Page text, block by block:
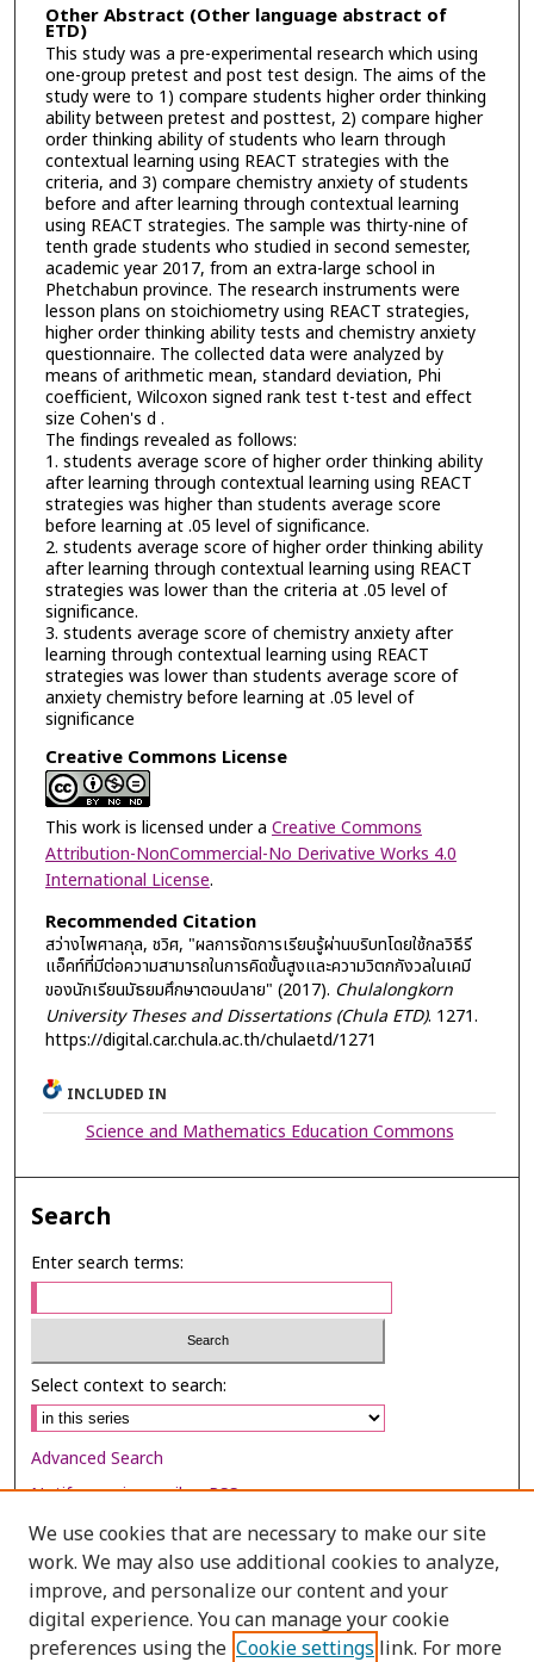
Other Abstract (Other language abstract of
ETD)
This study was a pre-experimental research which using
one-group pretest and post test design. The aims of the
study were to 1) compare students higher order thinking
ability between pretest and posttest, 2) compare higher
order thinking ability of students who learn through
contextual learning using REACT strategies with the
criteria, and 3) compare chemistry anxiety of students
before and after learning through contextual learning
using REACT strategies. The sample was thirty-nine of
tenth grade students who studied in second semester,
academic year 2017, from an extra-large school in
Phetchabun province. The research instruments were
lesson plans on stoichiometry using REACT strategies,
higher order thinking ability tests and chemistry anxiety
questionnaire. The collected data were analyzed by
means of arithmetic mean, standard deviation, Phi
coefficient, Wilcoxon signed rank test t-test and effect
size Cohen's d .
The findings revealed as follows:
1. students average score of higher order thinking ability
after learning through contextual learning using REACT
strategies was higher than students average score
before learning at .05 level of significance.
2. students average score of higher order thinking ability
after learning through contextual learning using REACT
strategies was lower than the criteria at .05 level of
significance.
3. students average score of chemistry anxiety after
learning through contextual learning using REACT
strategies was lower than students average score of
anxiety chemistry before learning at .05 level of
significance
Creative Commons License
This work is licensed under a Creative Commons
Attribution-NonCommercial-No Derivative Works 4.0
International License.
Recommended Citation
สว่างไพศาลกุล, ชวิศ, "ผลการจัดการเรียนรู้ผ่านบริบทโดยใช้กลวิธีรี
แอ็คท์ที่มีต่อความสามารถในการคิดขั้นสูงและความวิตกกังวลในเคมี
ของนักเรียนมัธยมศึกษาตอนปลาย" (2017). Chulalongkorn
University Theses and Dissertations (Chula ETD). 1271.
https://digital.car.chula.ac.th/chulaetd/1271
INCLUDED IN
Science and Mathematics Education Commons
Search
Enter search terms:
Select context to search:
Advanced Search
Notify me via email orRSS
Browse
Collections
Disciplines
We use cookies that are necessary to make our site
work. We may also use additional cookies to analyze,
improve, and personalize our content and your
digital experience. You can manage your cookie
preferences using the Cookie settings link. For more